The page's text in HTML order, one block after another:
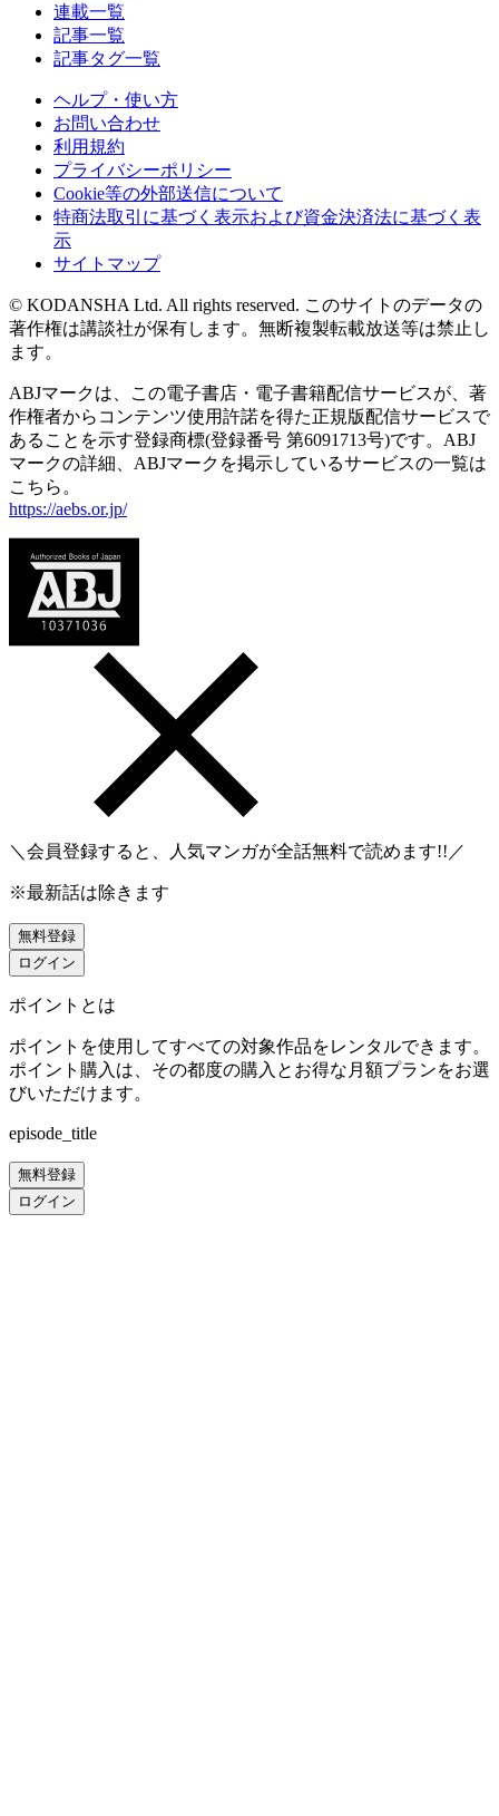
連載一覧
記事一覧
記事タグ一覧
ヘルプ・使い方
お問い合わせ
利用規約
プライバシーポリシー
Cookie等の外部送信について
特商法取引に基づく表示および資金決済法に基づく表
示
サイトマップ
© KODANSHA Ltd. All rights reserved. このサイトのデータの
著作権は講談社が保有します。無断複製転載放送等は禁止し
ます。
ABJマークは、この電子書店・電子書籍配信サービスが、著
作権者からコンテンツ使用許諾を得た正規版配信サービスで
あることを示す登録商標(登録番号 第6091713号)です。ABJ
マークの詳細、ABJマークを掲示しているサービスの一覧は
こちら。
https://aebs.or.jp/
＼会員登録すると、人気マンガが全話無料で読めます!!／
※最新話は除きます
無料登録
ログイン
ポイントとは
ポイントを使用してすべての対象作品をレンタルできます。
ポイント購入は、その都度の購入とお得な月額プランをお選
びいただけます。
episode_title
無料登録
ログイン